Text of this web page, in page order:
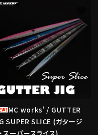
MC works' / GUTTER
SUPER SLICE (ガタージ
スーパースライス)